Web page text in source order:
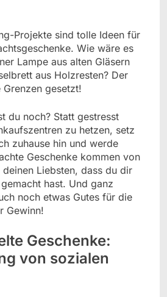
Projekte sind tolle Ideen für
Wie wäre es
Lampe aus alten Gläsern
aus Holzresten? Der
Grenzen gesetzt!
du noch? Statt gestresst
zu hetzen, setz
zuhause hin und werde
Geschenke kommen von
Liebsten, dass du dir
hast. Und ganz
noch etwas Gutes für die
Gewinn!
Geschenke:
von sozialen